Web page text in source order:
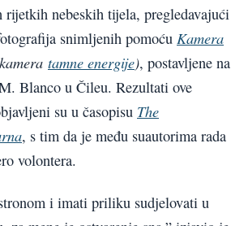
nebeskih tijela, pregledavajući
snimljenih pomoću Kamera
tamne energije), postavljene na
Blanco u Čileu. Rezultati ove
su u časopisu The
, s tim da je među suautorima rada
volontera.
i imati priliku sudjelovati u